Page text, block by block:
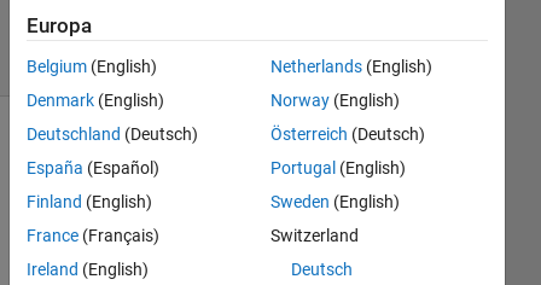
Visualizzazioni
(30 giorni)
Mostra
commenti
meno
Europa
Belgium (English)
Denmark (English)
Deutschland (Deutsch)
España (Español)
Finland (English)
France (Français)
Ireland (English)
Netherlands(English)
Norway(English)
Österreich (Deutsch)
Portugal (English)
Sweden (English)
Switzerland
Deutsch